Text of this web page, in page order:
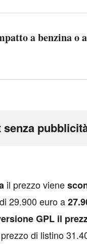
a benzina o
il prezzo viene
29.900 euro a
GPL il
di listino